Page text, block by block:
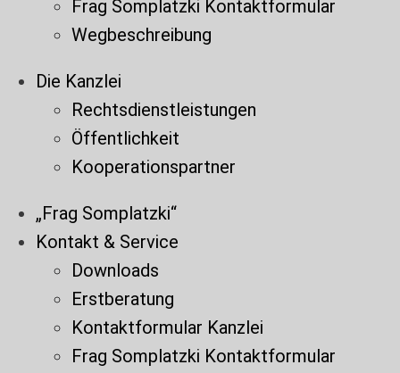
Frag Somplatzki Kontaktformular
Wegbeschreibung
Die Kanzlei
Rechtsdienstleistungen
Öffentlichkeit
Kooperationspartner
„Frag Somplatzki“
Kontakt & Service
Downloads
Erstberatung
Kontaktformular Kanzlei
Frag Somplatzki Kontaktformular